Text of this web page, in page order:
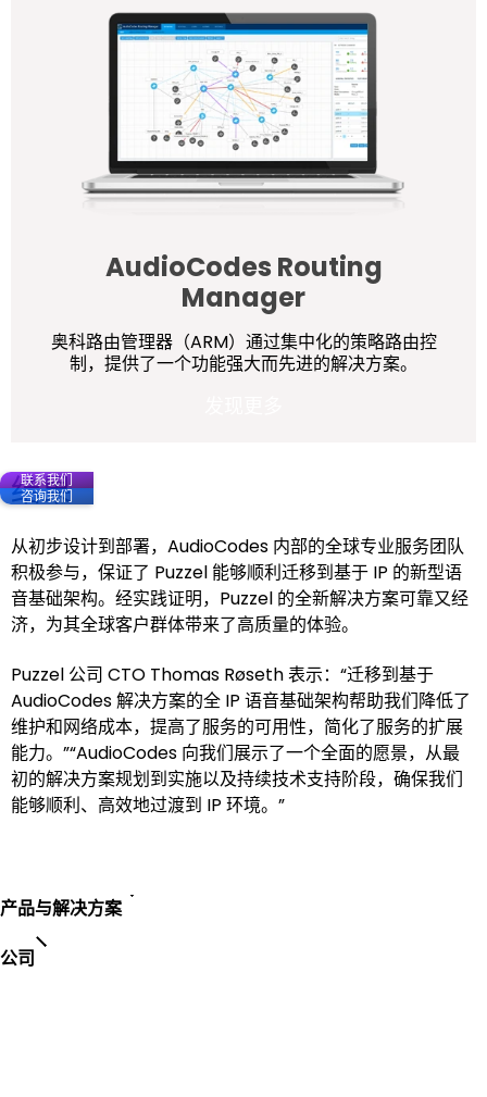
AudioCodes Routing
Manager
奥科路由管理器（ARM）通过集中化的策略路由控
制，提供了一个功能强大而先进的解决方案。
结果
从初步设计到部署，AudioCodes 内部的全球专业服务团队
积极参与，保证了 Puzzel 能够顺利迁移到基于 IP 的新型语
音基础架构。经实践证明，Puzzel 的全新解决方案可靠又经
济，为其全球客户群体带来了高质量的体验。
Puzzel 公司 CTO Thomas Røseth 表示：“迁移到基于
AudioCodes 解决方案的全 IP 语音基础架构帮助我们降低了
维护和网络成本，提高了服务的可用性，简化了服务的扩展
能力。”“AudioCodes 向我们展示了一个全面的愿景，从最
初的解决方案规划到实施以及持续技术支持阶段，确保我们
能够顺利、高效地过渡到 IP 环境。”
产品与解决方案
公司
联系我们
咨询我们